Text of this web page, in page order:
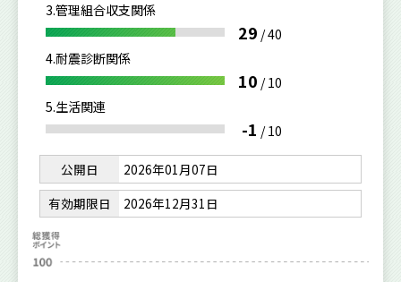
3.管理組合収支関係
29 /40
4.耐震診断関係
10 /10
5.生活関連
-1 /10
公開日
2026年01月07日
有効期限日
2026年12月31日